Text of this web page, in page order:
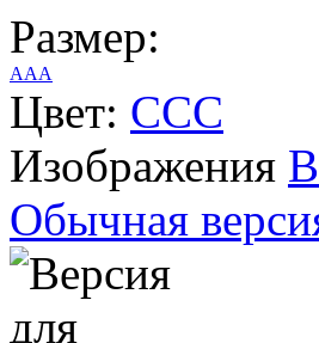
Размер:
AAA
Цвет: CCC
Изображения
Обычная